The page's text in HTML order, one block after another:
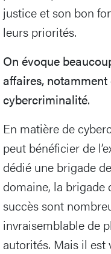
justice et son bon
leurs priorités.
On évoque
affaires, notamment
cybercriminalité.
En matière de
peut bénéficier de
dédié une brigade
domaine, la brigade
succès sont
invraisemblable de
autorités. Mais il est